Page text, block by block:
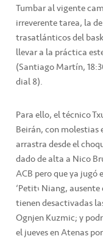
Tumbar al vigente
irreverente tarea, la
trasatlánticos del
llevar a la práctica
(Santiago Martín,
dial 8).
Para ello, el técnico
Beirán, con molestias
arrastra desde el
dado de alta a Nico
ACB pero que ya jugó
‘Petit’ Niang,
tienen desactivadas
Ognjen Kuzmic; y
el jueves en Atenas